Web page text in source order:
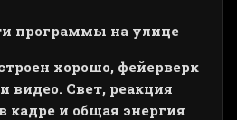
программы на улице
хорошо, фейерверк
видео. Свет, реакция
кадре и общая энергия